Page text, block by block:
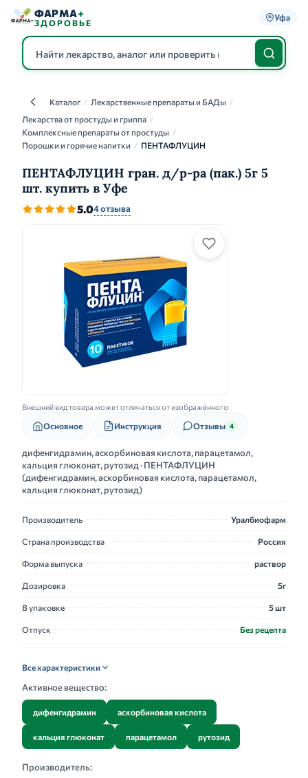
ФАРМА+
ЗДОРОВЬЕ
Уфа
КаталогКаталог / Лекарственные препараты и БАДы /
Лекарства от простуды и гриппа /
Комплексные препараты от простуды /
Порошки и горячие напитки / ПЕНТАФЛУЦИН
ПЕНТАФЛУЦИН гран. д/р-ра (пак.) 5г 5
шт. купить в Уфе
5.04 отзыва
Внешний вид товара может отличаться от изображённого
Основное Инструкция Отзывы 4
дифенгидрамин, аскорбиновая кислота, парацетамол,
кальция глюконат, рутозид · ПЕНТАФЛУЦИН
(дифенгидрамин, аскорбиновая кислота, парацетамол,
кальция глюконат, рутозид)
Производитель Уралбиофарм
Страна производства Россия
Форма выпуска раствор
Дозировка 5г
В упаковке 5 шт
Отпуск Без рецепта
Все характеристики
Активное вещество:
дифенгидрамин аскорбиновая кислота
кальция глюконат парацетамол рутозид
Производитель: